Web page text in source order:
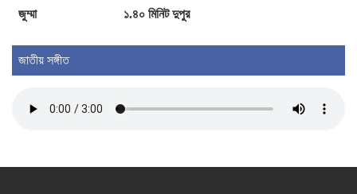
জুম্মা ১.৪০ মিনিট দুপুর
জাতীয় সঙ্গীত